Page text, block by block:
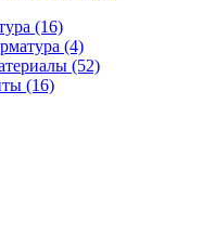
(16)
(4)
(52)
(16)